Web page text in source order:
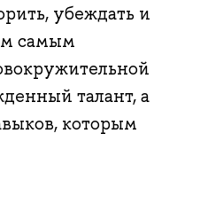
убеждать и
самым
талант, а
которым